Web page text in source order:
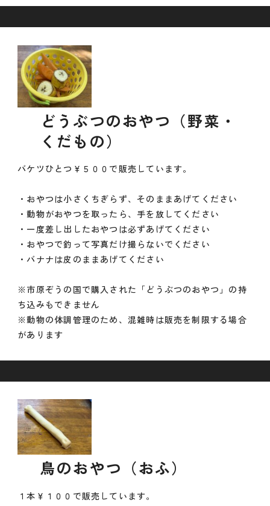
どうぶつのおやつ（野菜・
くだもの）
バケツひとつ￥５００で販売しています。
・おやつは小さくちぎらず、そのままあげてください
・動物がおやつを取ったら、手を放してください
・一度差し出したおやつは必ずあげてください
・おやつで釣って写真だけ撮らないでください
・バナナは皮のままあげてください
※市原ぞうの国で購入された「どうぶつのおやつ」の持
ち込みもできません
※動物の体調管理のため、混雑時は販売を制限する場合
があります
鳥のおやつ（おふ）
１本￥１００で販売しています。